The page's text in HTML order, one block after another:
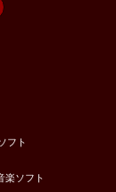
フト
楽ソフト